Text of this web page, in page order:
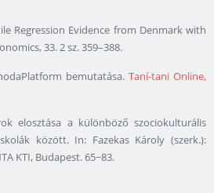
Regression Evidence from Denmark with
33. 2 sz. 359–388.
bemutatása.Taní-tani Online,
elosztása a különböző szociokulturális
között. In: Fazekas Károly (szerk.):
KTI, Budapest. 65−83.